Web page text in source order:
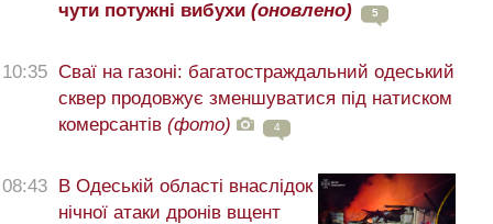
чути потужні вибухи (оновлено) 5
10:35 Сваї на газоні: багатостраждальний одеський
сквер продовжує зменшуватися під натиском
комерсантів (фото) 4
08:43
В Одеській області внаслідок
нічної атаки дронів вщент